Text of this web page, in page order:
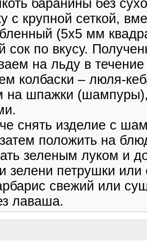
баранины без
с крупной сеткой,
(5х5 мм
сок по вкусу.
на льду в
колбаски – люля-
на шпажки
снять изделие с
положить на
зеленым луком и
зелени петрушки
свежий или
лаваша.